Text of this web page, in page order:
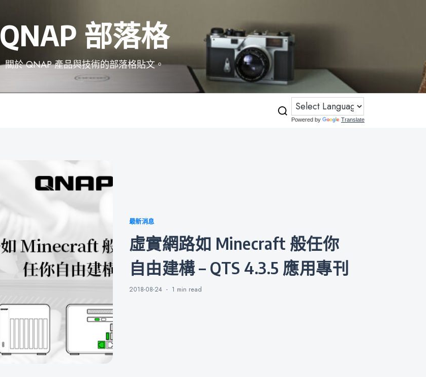
QNAP 部落格
關於 QNAP 產品與技術的部落格貼文。
Powered by Translate
Categories
最新消息
虛實網路如 Minecraft 般任你
自由建構 – QTS 4.3.5 應用專刊
2018-08-24 1 min read